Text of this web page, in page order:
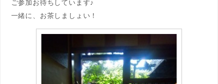
ご参加お待ちしています♪
一緒に、お茶しましょい！